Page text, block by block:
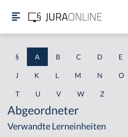
§ A B C D E
J K L M N O
T U V W Z
Abgeordneter
Verwandte Lerneinheiten